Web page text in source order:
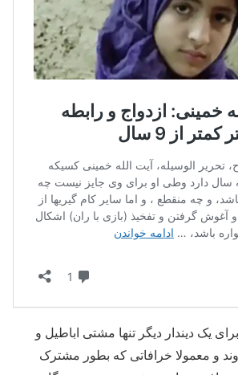
یک دیندار دیگر تنها مشتی اباطیل و
و معمولا خرافاتی که بطور مشترک